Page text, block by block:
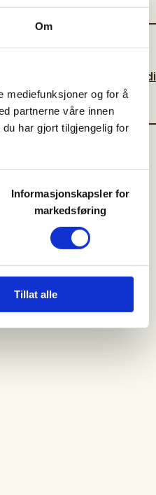
Om
mediefunksjoner og for å
partnerne våre innen
har gjort tilgjengelig for
Informasjonskapsler for
markedsføring
Tillat alle
Kontaktperson
tove.lisbeth@askmedi
a.no